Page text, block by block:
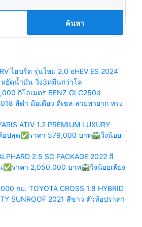
ไฮบริด รุ่นใหม่ 2.0 eHEV ES 2024
ยัดน้ำมัน วิ่ง3หมื่นกว่าโล
กิโลเมตร BENZ GLC250d
สีดำ มือเดียว ดีเซล สวยหายาก ทรง
ATIV 1.2 PREMIUM LUXURY
อปสุด✅ราคา 579,000 บาท🛣️วิ่งน้อย
2.5 SC PACKAGE 2022 สี
✅ราคา 2,050,000 บาท🛣️วิ่งน้อยเพียง
กม. TOYOTA CROSS 1.8 HYBRID
SUNROOF 2021 สีขาว ตัวท้อปราคา